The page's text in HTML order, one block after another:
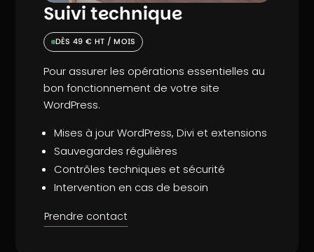
Suivi technique
DÈS 49 € HT / MOIS
Pour assurer les opérations essentielles au
bon fonctionnement de votre site
WordPress.
Mises à jour WordPress, Divi et extensions
Sauvegardes régulières
Contrôles techniques et sécurité
Intervention en cas de besoin
Prendre contact